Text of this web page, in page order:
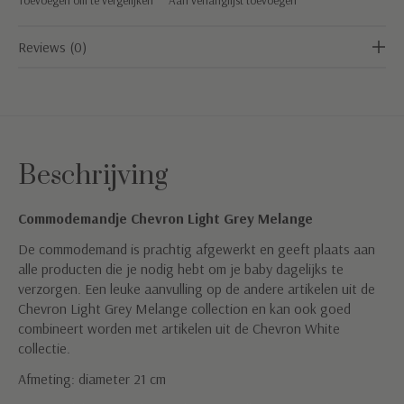
Reviews (0)
Beschrijving
Commodemandje Chevron Light Grey Melange
De commodemand is prachtig afgewerkt en geeft plaats aan
alle producten die je nodig hebt om je baby dagelijks te
verzorgen. Een leuke aanvulling op de andere artikelen uit de
Chevron Light Grey Melange collection en kan ook goed
combineert worden met artikelen uit de Chevron White
collectie.
Afmeting: diameter 21 cm